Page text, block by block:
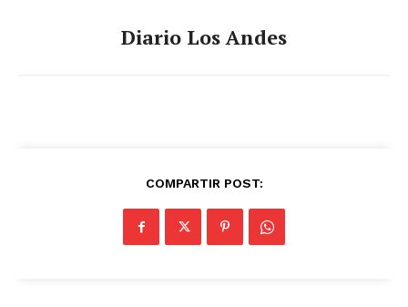
Diario Los Andes
COMPARTIR POST: